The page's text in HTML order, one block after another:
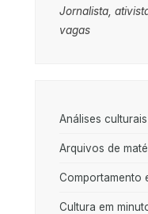
Jornalista,
vagas
Análises culturais
Arquivos de
Comportamento
Cultura em